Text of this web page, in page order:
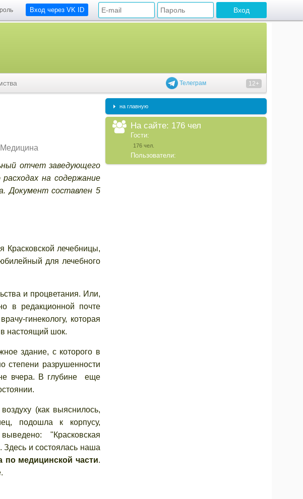
Вход через VK ID
Телеграм 12+
Медицина
отчет заведующего
на содержание
Документ составлен 5
лечебницы,
для лечебного
и процветания. Или,
в редакционной почте
гинекологу, которая
настоящий шок.
здание, с которого в
степени разрушенности
вчера. В глубине еще
(как выяснилось,
подошла к корпусу,
"Красковская
и состоялась наша
по медицинской части.
на главную
На сайте: 176 чел
Гости:
176 чел.
Пользователи: